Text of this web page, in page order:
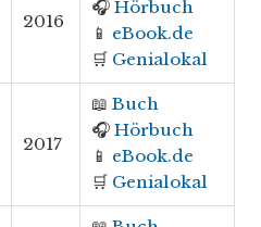
2016
🎧 Hörbuch
📱 eBook.de
🛒 Genialokal
2017
📖 Buch
🎧 Hörbuch
📱 eBook.de
🛒 Genialokal